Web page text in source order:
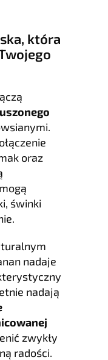
która
oraz
świnki
nadaje
nadają
zwykły
radości.